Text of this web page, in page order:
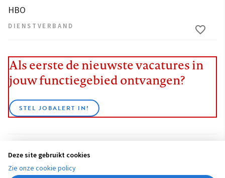
HBO
DIENSTVERBAND
Als eerste de nieuwste vacatures in
jouw functiegebied ontvangen?
STEL JOBALERT IN!
BEKIJK ALLE VACATURES
Deze site gebruikt cookies
Zie onze cookie policy